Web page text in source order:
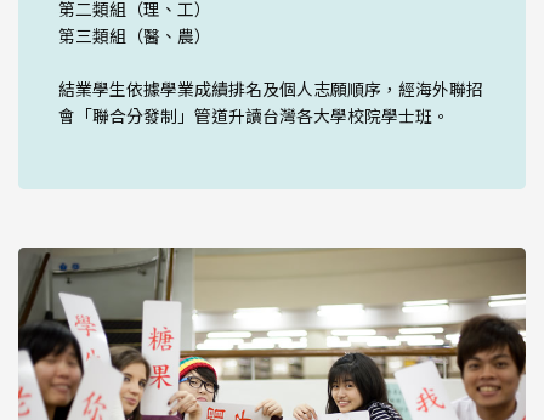
第二類組（理、工）
第三類組（醫、農）
結業學生依據學業成績排名及個人志願順序，經海外聯招
會「聯合分發制」管道升讀台灣各大學校院學士班。